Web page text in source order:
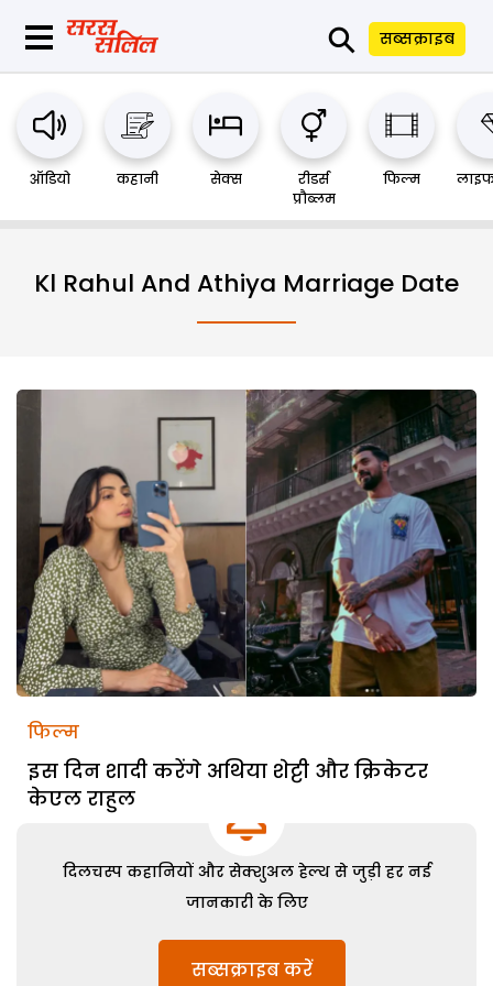
⚲ सब्सक्राइब
ऑडियो कहानी सेक्स
रीडर्स
प्रौब्लम
फिल्म
Kl Rahul And Athiya Marriage Date
फिल्म
इस दिन शादी करेंगे अथिया शेट्टी और क्रिकेटर
केएल राहुल
दिलचस्प कहानियों और सेक्शुअल हेल्थ से जुड़ी हर नई
जानकारी के लिए
सब्सक्राइब करें